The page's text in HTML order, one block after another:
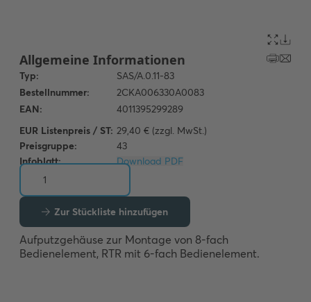
EUR Listenpreis / ST: 29,40 € (zzgl. MwSt.)
Preisgruppe:
43
Infoblatt:
Download PDF
Zur Stückliste hinzufügen
Aufputzgehäuse zur Montage von 8-fach
Bedienelement, RTR mit 6-fach Bedienelement.